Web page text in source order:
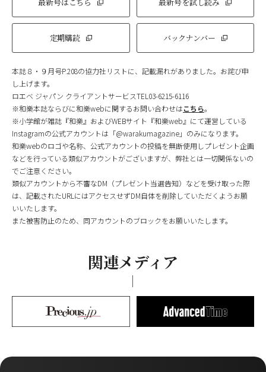
定期購読 バックナンバー
本誌８・９月号P.208の協力社リストに、記載漏れがありました。お詫び申
し上げます。
ロエベ ジャパン クライアントサービスTEL03-6215-6116
※和樂本誌ならびに和樂webに関するお問い合わせはこちら。
※小学館が雑誌『和樂』およびWEBサイト『和樂web』にて運営している
Instagramの公式アカウントは「@warakumagazine」のみになります。
和樂webのロゴや名称、公式アカウントの投稿を無断使用しプレゼント企画
などを行っている類似アカウントがございますが、弊社とは一切関係ないの
でご注意ください。
類似アカウントから不審なDM（プレゼント当選告知）などを受け取った際
は、記載されたURLにはアクセスせずDM自体を削除していただくようお願
いいたします。
また被害防止のため、同アカウントのブロックをお願いいたします。
関連メディア